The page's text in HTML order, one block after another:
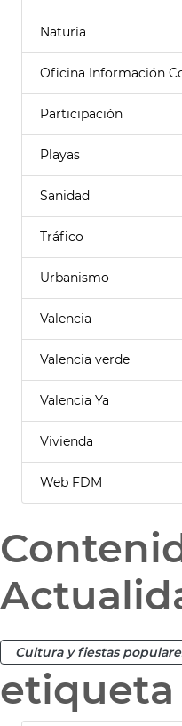
Naturia
Oficina Información
Participación
Playas
Sanidad
Tráfico
Urbanismo
Valencia
Valencia verde
Valencia Ya
Vivienda
Web FDM
Cultura y fiestas
etiqueta